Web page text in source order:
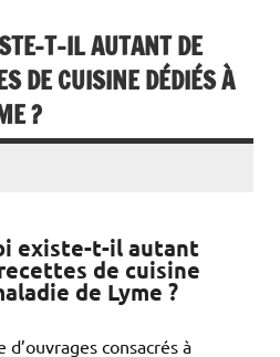
T-IL AUTANT DE
DE CUISINE DÉDIÉS À
?
existe-t-il autant
de cuisine
de Lyme ?
consacrés à